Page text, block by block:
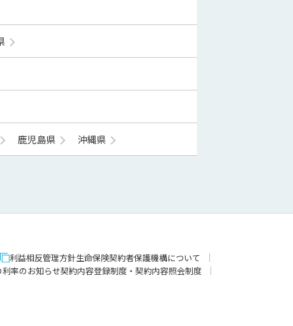
鹿児島県 沖縄県
利益相反管理方針生命保険契約者保護機構について
率のお知らせ契約内容登録制度・契約内容照会制度